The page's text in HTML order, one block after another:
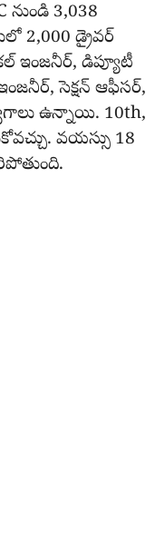
నుండి 3,038
2,000 డ్రైవర్
ఇంజనీర్, డిప్యూటీ
సెక్షన్ ఆఫీసర్,
ఉన్నాయి. 10th,
వయస్సు 18